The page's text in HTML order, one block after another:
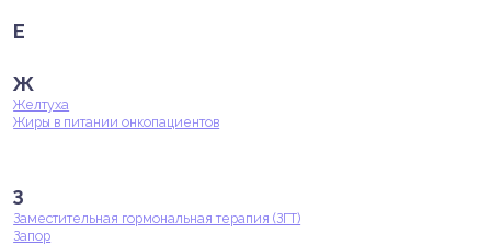
Е
Ж
Желтуха
Жиры в питании онкопациентов
З
Заместительная гормональная терапия (ЗГТ)
Запор